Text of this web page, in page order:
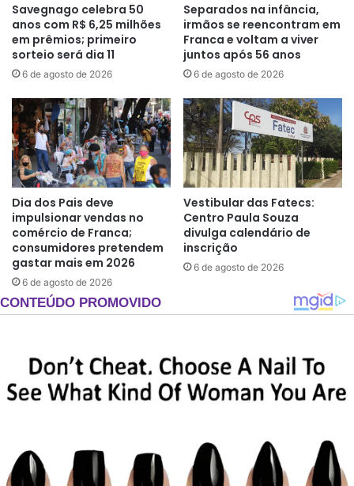
Savegnago celebra 50
anos com R$ 6,25 milhões
em prêmios; primeiro
sorteio será dia 11
6 de agosto de 2026
Separados na infância,
irmãos se reencontram em
Franca e voltam a viver
juntos após 56 anos
6 de agosto de 2026
Dia dos Pais deve
impulsionar vendas no
comércio de Franca;
consumidores pretendem
gastar mais em 2026
6 de agosto de 2026
Vestibular das Fatecs:
Centro Paula Souza
divulga calendário de
inscrição
6 de agosto de 2026